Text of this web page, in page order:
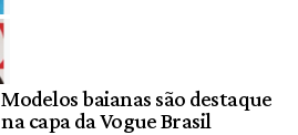
Modelos baianas são destaque
na capa da Vogue Brasil